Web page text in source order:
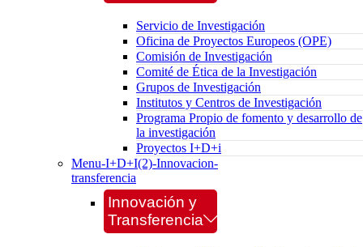
Servicio de Investigación
Oficina de Proyectos Europeos (OPE)
Comisión de Investigación
Comité de Ética de la Investigación
Grupos de Investigación
Institutos y Centros de Investigación
Programa Propio de fomento y desarrollo de
la investigación
Proyectos I+D+i
Menu-I+D+I(2)-Innovacion-
transferencia
Innovación y
Transferencia